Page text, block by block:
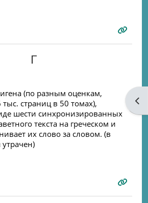
Г
(по разным оценкам,
тыс. страниц в 50 томах),
шести синхронизированных
текста на греческом и
их слово за словом. (в